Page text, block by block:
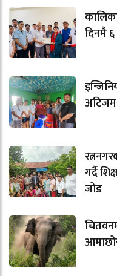
दिनमै
अटिजम
गर्दै
जोड